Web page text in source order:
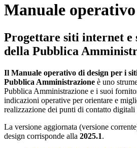
Manuale
Progettare siti internet
della Pubblica
Il Manuale operativo di design per i
Pubblica Amministrazione è uno
Pubblica Amministrazione e i suoi
indicazioni operative per orientare e
realizzazione dei punti di contatto digitali
La versione aggiornata (versione
design corrisponde alla 2025.1.